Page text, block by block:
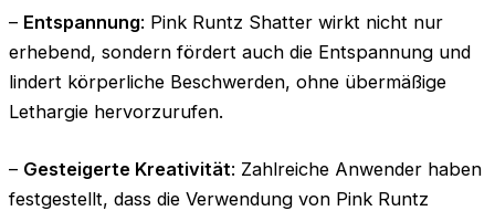
– Entspannung: Pink Runtz Shatter wirkt nicht nur
erhebend, sondern fördert auch die Entspannung und
lindert körperliche Beschwerden, ohne übermäßige
Lethargie hervorzurufen.
– Gesteigerte Kreativität: Zahlreiche Anwender haben
festgestellt, dass die Verwendung von Pink Runtz